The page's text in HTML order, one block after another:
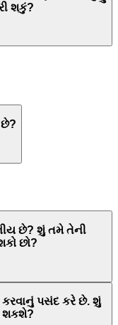
શકું?
છે? શું તમે તેની
છો?
કરવાનું પસંદ કરે છે. શું
શકશે?